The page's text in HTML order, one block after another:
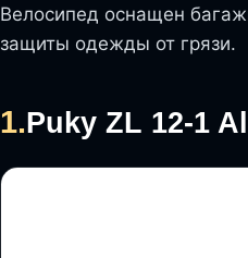
Велосипед оснащен
защиты одежды от грязи.
1.Puky ZL 12-1